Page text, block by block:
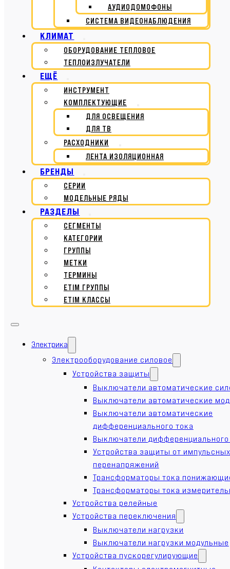
АУДИОДОМОФОНЫ
СИСТЕМА ВИДЕОНАБЛЮДЕНИЯ
КЛИМАТ
ОБОРУДОВАНИЕ ТЕПЛОВОЕ
ТЕПЛОИЗЛУЧАТЕЛИ
ЕЩЁ
ИНСТРУМЕНТ
КОМПЛЕКТУЮЩИЕ
ДЛЯ ОСВЕЩЕНИЯ
ДЛЯ ТВ
РАСХОДНИКИ
ЛЕНТА ИЗОЛЯЦИОННАЯ
БРЕНДЫ
СЕРИИ
МОДЕЛЬНЫЕ РЯДЫ
РАЗДЕЛЫ
СЕГМЕНТЫ
КАТЕГОРИИ
ГРУППЫ
МЕТКИ
ТЕРМИНЫ
ETIM ГРУППЫ
ETIM КЛАССЫ
Электрика
Электрооборудование силовое
Устройства защиты
Выключатели автоматические
Выключатели автоматические
Выключатели автоматические
дифференциального тока
Выключатели дифференциального
Устройства защиты от импульсных
перенапряжений
Трансформаторы тока
Трансформаторы тока
Устройства релейные
Устройства переключения
Выключатели нагрузки
Выключатели нагрузки модульные
Устройства пускорегулирующие